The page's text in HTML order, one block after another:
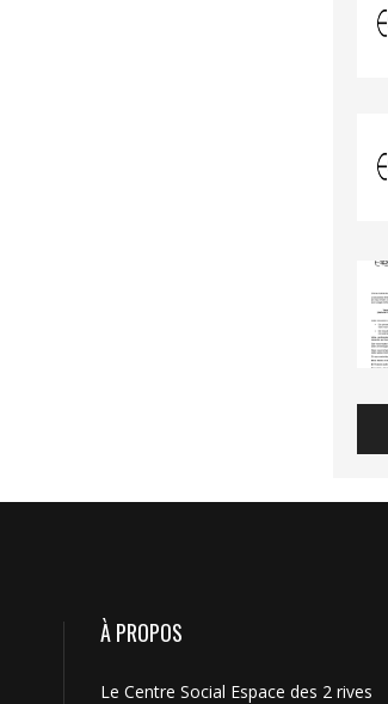
À PROPOS
Le Centre Social Espace des 2 rives